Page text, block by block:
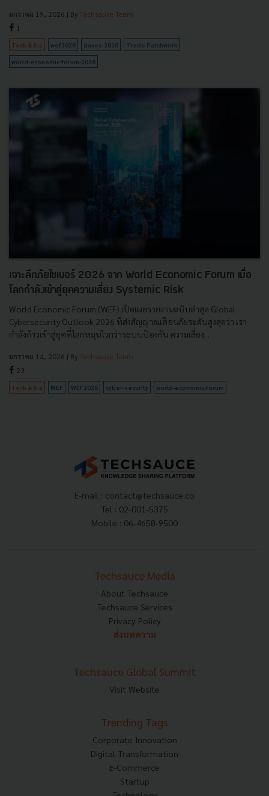
มกราคม 19, 2026 | By Techsauce Team
1
Tech & Biz wef2026 davos-2026 Trade Patchwork
world-economic-forum-2026
เจาะลึกภัยไซเบอร์ 2026 จาก World Economic Forum เมื่อ
โลกกำลังเข้าสู่ยุคความเสี่ยง Systemic Risk
World Economic Forum (WEF) เปิดเผยรายงานฉบับล่าสุด Global
Cybersecurity Outlook 2026 ที่ส่งสัญญาณเตือนภัยระดับสูงสุดว่า เรา
กำลังก้าวเข้าสู่ยุคที่โลกหมุนไวกว่าระบบป้องกัน ความเสี่ยง...
มกราคม 14, 2026 | By Techsauce Team
23
Tech & Biz WEF WEF2026 cyber-security world-economic-forum
E-mail : contact@techsauce.co
Tel : 02-001-5375
Mobile : 06-4658-9500
Techsauce Media
About Techsauce
Techsauce Services
Privacy Policy
ส่งบทความ
Techsauce Global Summit
Visit Website
Trending Tags
Corporate Innovation
Digital Transformation
E-Commerce
Startup